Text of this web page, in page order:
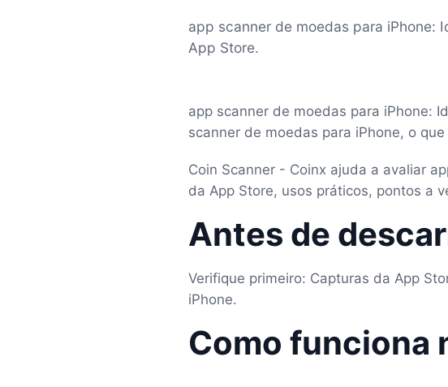
app scanner de moedas para iPhone:
App Store.
app scanner de moedas para iPhone:
scanner de moedas para iPhone, o
Coin Scanner - Coinx ajuda a avaliar
da App Store, usos práticos, pontos a
Antes de
Verifique primeiro: Capturas da App
iPhone.
Como funciona